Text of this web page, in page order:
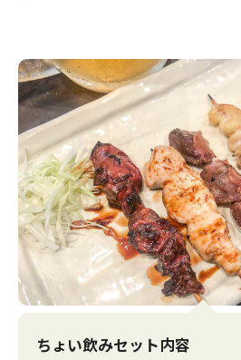
ちょい飲みセット内容